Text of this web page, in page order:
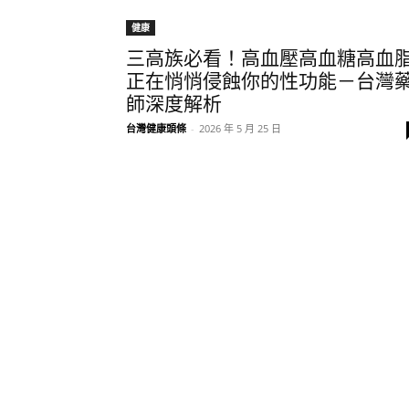
健康
三高族必看！高血壓高血糖高血
正在悄悄侵蝕你的性功能－台灣
師深度解析
台灣健康頭條 - 2026 年 5 月 25 日